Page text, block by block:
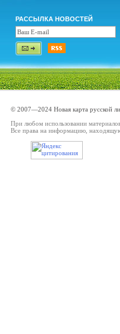
РАССЫЛКА НОВОСТЕЙ
© 2007—2024 Новая карта русской
При любом использовании
Все права на информацию,